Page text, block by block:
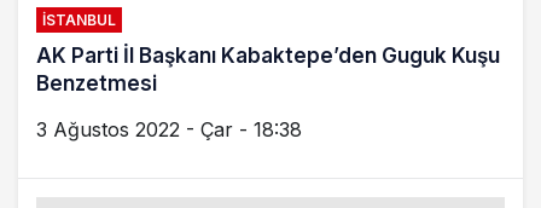
İSTANBUL
AK Parti İl Başkanı Kabaktepe’den Guguk Kuşu
Benzetmesi
3 Ağustos 2022 - Çar - 18:38